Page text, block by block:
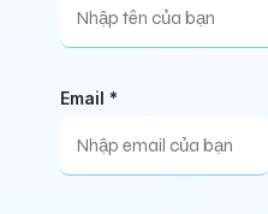
Email *